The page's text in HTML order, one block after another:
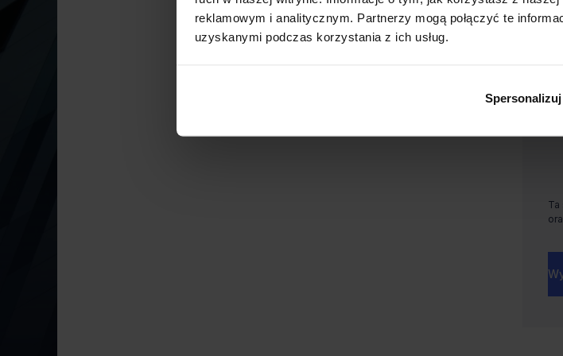
reklamowym i analitycznym. Partnerzy mogą połączyć te
uzyskanymi podczas korzystania z ich usług.
Spersonalizuj
Ta